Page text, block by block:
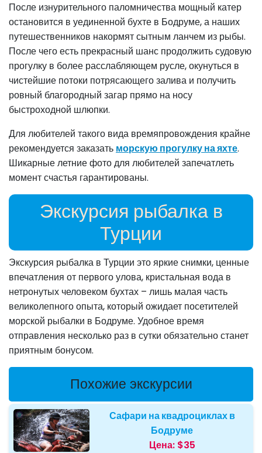
После изнурительного паломничества мощный катер
остановится в уединенной бухте в Бодруме, а наших
путешественников накормят сытным ланчем из рыбы.
После чего есть прекрасный шанс продолжить судовую
прогулку в более расслабляющем русле, окунуться в
чистейшие потоки потрясающего залива и получить
ровный благородный загар прямо на носу
быстроходной шлюпки.
Для любителей такого вида времяпровождения крайне
рекомендуется заказать морскую прогулку на яхте.
Шикарные летние фото для любителей запечатлеть
момент счастья гарантированы.
Экскурсия рыбалка в
Турции
Экскурсия рыбалка в Турции это яркие снимки, ценные
впечатления от первого улова, кристальная вода в
нетронутых человеком бухтах – лишь малая часть
великолепного опыта, который ожидает посетителей
морской рыбалки в Бодруме. Удобное время
отправления несколько раз в сутки обязательно станет
приятным бонусом.
Похожие экскурсии
Сафари на квадроциклах в
Бодруме
Цена: $35